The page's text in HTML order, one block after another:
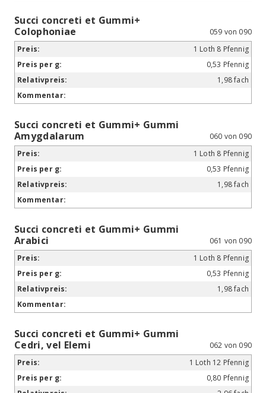
Succi concreti et Gummi+
Colophoniae
059 von 090
1 Loth 8 Pfennig
0,53 Pfennig
1,98 fach
Succi concreti et Gummi+ Gummi
Amygdalarum
060 von 090
1 Loth 8 Pfennig
0,53 Pfennig
1,98 fach
Succi concreti et Gummi+ Gummi
Arabici
061 von 090
1 Loth 8 Pfennig
0,53 Pfennig
1,98 fach
Succi concreti et Gummi+ Gummi
Cedri, vel Elemi
062 von 090
1 Loth 12 Pfennig
0,80 Pfennig